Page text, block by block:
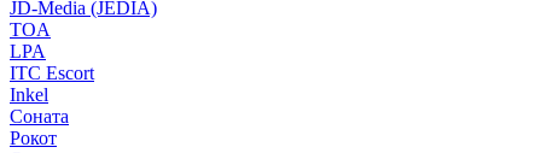
JD-Media (JEDIA)
TOA
LPA
ITC Escort
Inkel
Соната
Рокот